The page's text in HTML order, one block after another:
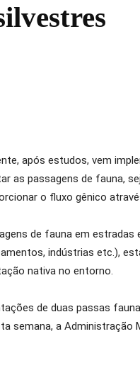
após estudos, vem
as passagens de fauna,
o fluxo gênico
de fauna em
indústrias etc.),
nativa no entorno.
de duas passas
semana, a Administração